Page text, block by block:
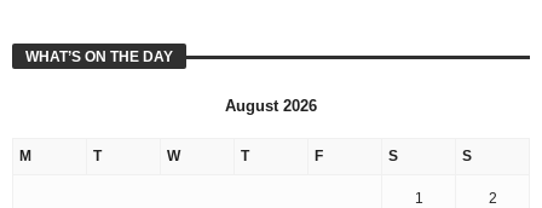
WHAT’S ON THE DAY
August 2026
M T W T F S S
1 2